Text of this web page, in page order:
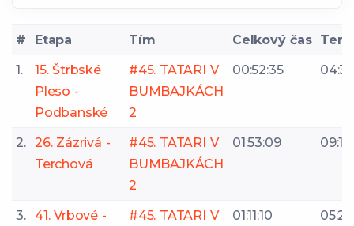
# Etapa Tím Celkový čas
1.
15. Štrbské
Pleso -
Podbanské
#45. TATARI V
BUMBAJKÁCH
2
00:52:35 04:39
2. 26. Zázrivá -
Terchová
#45. TATARI V
BUMBAJKÁCH
2
01:53:09 09:10
3.
41. Vrbové -
#45. TATARI V
01:11:10 05:24